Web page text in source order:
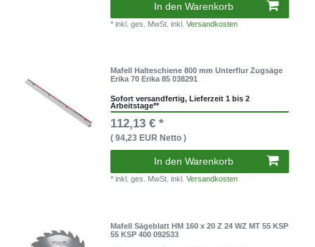
In den Warenkorb
* inkl. ges. MwSt. inkl.Versandkosten
Mafell Halteschiene 800 mm Unterflur Zugsäge
Erika 70 Erika 85 038291
Sofort versandfertig, Lieferzeit 1 bis 2
Arbeitstage**
112,13 € *
( 94,23 EUR Netto )
In den Warenkorb
* inkl. ges. MwSt. inkl.Versandkosten
Mafell Sägeblatt HM 160 x 20 Z 24 WZ MT 55 KSP
55 KSP 400 092533